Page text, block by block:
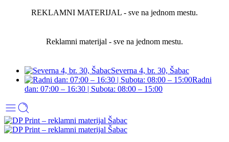
REKLAMNI MATERIJAL - sve na jednom mestu.
Reklamni materijal - sve na jednom mestu.
Severna 4, br. 30, Šabac
Radni
dan: 07:00 – 16:30 | Subota: 08:00 – 15:00